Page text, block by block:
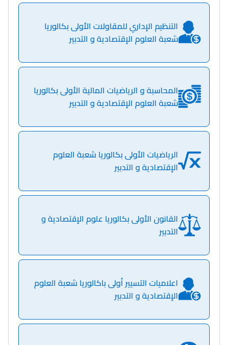
التنظيم الإداري للمقاولات الأولى بكالوريا
شعبة العلوم الإقتصادية و التدبير
المحاسبة و الرياضيات المالية الأولى بكالوريا
شعبة العلوم الإقتصادية و التدبير
الرياضيات الأولى بكالوريا شعبة العلوم
الإقتصادية و التدبير
القانون الأولى بكالوريا علوم الإقتصادية و
التدبير
اعلاميات التسيير أولى باكالوريا شعبة العلوم
الإقتصادية و التدبير